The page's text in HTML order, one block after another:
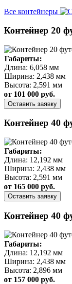
Все контейнеры
Контейнер 20
Габариты:
Длина: 6,058 мм
Ширина: 2,438 мм
Высота: 2,591 мм
от 101 000 руб.
Оставить заявку
Контейнер 40
Габариты:
Длина: 12,192 мм
Ширина: 2,438 мм
Высота: 2,591 мм
от 165 000 руб.
Оставить заявку
Контейнер 40
Габариты:
Длина: 12,192 мм
Ширина: 2,438 мм
Высота: 2,896 мм
от 157 000 руб.